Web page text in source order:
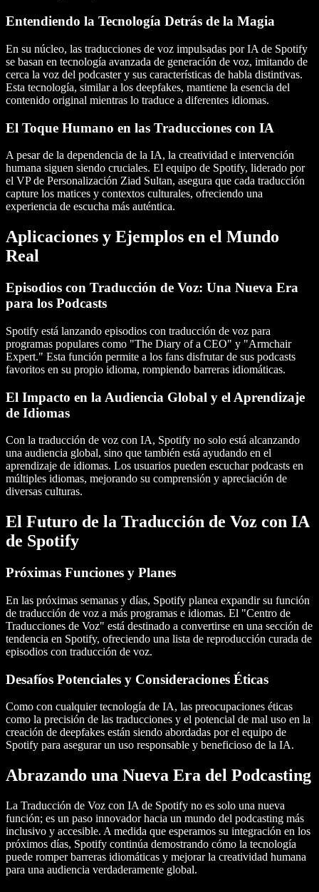
Entendiendo la Tecnología Detrás de la Magia
En su núcleo, las traducciones de voz impulsadas por IA de Spotify
se basan en tecnología avanzada de generación de voz, imitando de
cerca la voz del podcaster y sus características de habla distintivas.
Esta tecnología, similar a los deepfakes, mantiene la esencia del
contenido original mientras lo traduce a diferentes idiomas.
El Toque Humano en las Traducciones con IA
A pesar de la dependencia de la IA, la creatividad e intervención
humana siguen siendo cruciales. El equipo de Spotify, liderado por
el VP de Personalización Ziad Sultan, asegura que cada traducción
capture los matices y contextos culturales, ofreciendo una
experiencia de escucha más auténtica.
Aplicaciones y Ejemplos en el Mundo
Real
Episodios con Traducción de Voz: Una Nueva Era
para los Podcasts
Spotify está lanzando episodios con traducción de voz para
programas populares como "The Diary of a CEO" y "Armchair
Expert." Esta función permite a los fans disfrutar de sus podcasts
favoritos en su propio idioma, rompiendo barreras idiomáticas.
El Impacto en la Audiencia Global y el Aprendizaje
de Idiomas
Con la traducción de voz con IA, Spotify no solo está alcanzando
una audiencia global, sino que también está ayudando en el
aprendizaje de idiomas. Los usuarios pueden escuchar podcasts en
múltiples idiomas, mejorando su comprensión y apreciación de
diversas culturas.
El Futuro de la Traducción de Voz con IA
de Spotify
Próximas Funciones y Planes
En las próximas semanas y días, Spotify planea expandir su función
de traducción de voz a más programas e idiomas. El "Centro de
Traducciones de Voz" está destinado a convertirse en una sección de
tendencia en Spotify, ofreciendo una lista de reproducción curada de
episodios con traducción de voz.
Desafíos Potenciales y Consideraciones Éticas
Como con cualquier tecnología de IA, las preocupaciones éticas
como la precisión de las traducciones y el potencial de mal uso en la
creación de deepfakes están siendo abordadas por el equipo de
Spotify para asegurar un uso responsable y beneficioso de la IA.
Abrazando una Nueva Era del Podcasting
La Traducción de Voz con IA de Spotify no es solo una nueva
función; es un paso innovador hacia un mundo del podcasting más
inclusivo y accesible. A medida que esperamos su integración en los
próximos días, Spotify continúa demostrando cómo la tecnología
puede romper barreras idiomáticas y mejorar la creatividad humana
para una audiencia verdaderamente global.